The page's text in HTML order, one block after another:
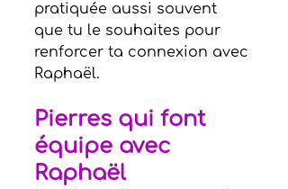
pratiquée aussi souvent
que tu le souhaites pour
renforcer ta connexion avec
Raphaël.
Pierres qui font
équipe avec
Raphaël